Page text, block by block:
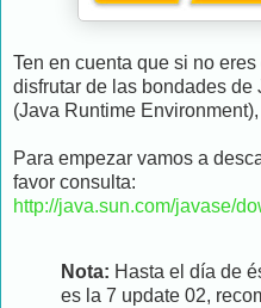
Ten en cuenta que si no
disfrutar de las bondades de
(Java Runtime
Para empezar vamos a
favor consulta:
http://java.sun.com/javase/
Nota: Hasta el día de
es la 7 update 02,